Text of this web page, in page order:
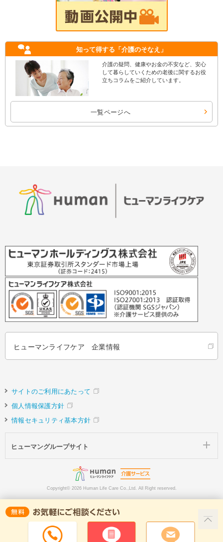
知って得する 「介護のそなえ」
介護の疑問、健康やお金の不安など、安心
して暮らしていくための老後に関するお役
立ちコラムをご紹介しています。
一覧ページへ
ヒューマンライフケア 企業情報
サイトのご利用にあたって
個人情報保護方針
情報セキュリティ基本方針
ヒューマングループサイト
Copyright© 2026 Human Life Care Co.,Ltd. All Right reserved.